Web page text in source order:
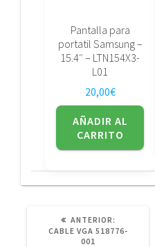
Pantalla para
portatil Samsung –
15.4″ – LTN154X3-
L01
20,00€
AÑADIR AL
CARRITO
ANTERIOR:
ANTERIOR:
CABLE VGA 518776-
001